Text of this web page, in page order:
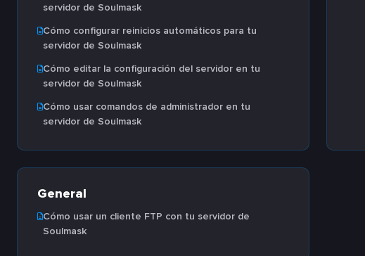
servidor de Soulmask
Cómo configurar reinicios automáticos para tu
servidor de Soulmask
Cómo editar la configuración del servidor en tu
servidor de Soulmask
Cómo usar comandos de administrador en tu
servidor de Soulmask
General
Cómo usar un cliente FTP con tu servidor de
Soulmask